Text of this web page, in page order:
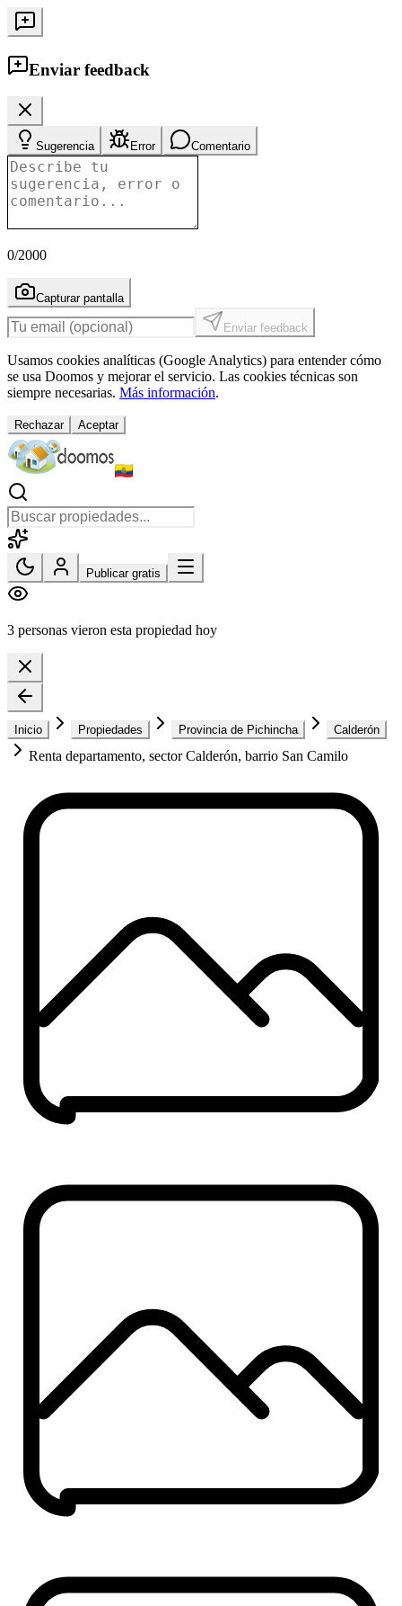
Enviar feedback
Sugerencia Error Comentario
0/2000
Capturar pantalla
Enviar feedback
Usamos cookies analíticas (Google Analytics) para entender cómo
se usa Doomos y mejorar el servicio. Las cookies técnicas son
siempre necesarias. Más información.
Rechazar Aceptar
Publicar gratis
3 personas vieron esta propiedad hoy
Inicio Propiedades Provincia de Pichincha Calderón
Renta departamento, sector Calderón, barrio San Camilo